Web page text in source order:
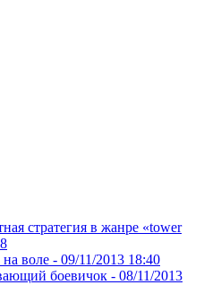
стратегия в жанре «tower
воле - 09/11/2013 18:40
боевичок - 08/11/2013